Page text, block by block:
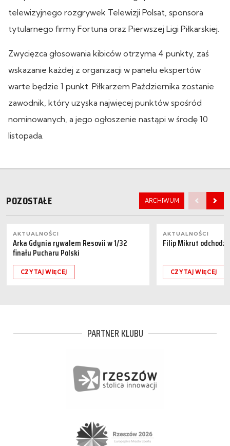
telewizyjnego rozgrywek Telewizji Polsat, sponsora
tytularnego firmy Fortuna oraz Pierwszej Ligi Piłkarskiej.
Zwycięzca głosowania kibiców otrzyma 4 punkty, zaś
wskazanie każdej z organizacji w panelu ekspertów
warte będzie 1 punkt. Piłkarzem Października zostanie
zawodnik, który uzyska najwięcej punktów spośród
nominowanych, a jego ogłoszenie nastąpi w środę 10
listopada.
POZOSTAŁE ARCHIWUM
AKTUALNOŚCI
Arka Gdynia rywalem Resovii w 1/32
finału Pucharu Polski
CZYTAJ WIĘCEJ
AKTUALNOŚCI
Filip Mikrut
CZYTAJ WIĘCEJ
PARTNER KLUBU